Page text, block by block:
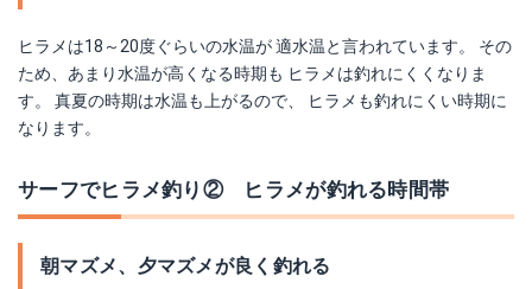
ヒラメは18～20度ぐらいの水温が 適水温と言われています。 その
ため、あまり水温が高くなる時期も ヒラメは釣れにくくなりま
す。 真夏の時期は水温も上がるので、 ヒラメも釣れにくい時期に
なります。
サーフでヒラメ釣り② ヒラメが釣れる時間帯
朝マズメ、夕マズメが良く釣れる